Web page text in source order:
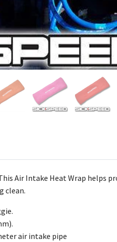
Air Intake Heat Wrap
clean.
air intake pipe